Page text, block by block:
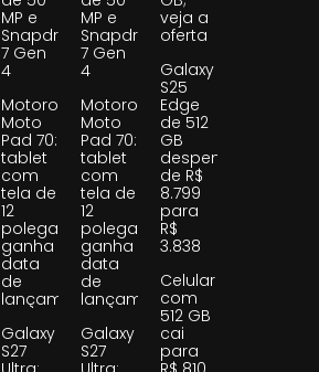
MP e
Snapdragon
7 Gen
4
Motorola
Moto
Pad 70:
tablet
com
tela de
12
polegadas
ganha
data
de
lançamento
Galaxy
S27
MP e
Snapdragon
7 Gen
4
Motorola
Moto
Pad 70:
tablet
com
tela de
12
polegadas
ganha
data
de
lançamento
Galaxy
S27
veja a
oferta
Galaxy
S25
Edge
de 512
GB
despenca
de R$
8.799
para
R$
3.838
Celular
com
512 GB
cai
para